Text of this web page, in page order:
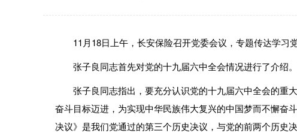
11月18日上午，长安保险召开党委会议，专题传达学习
张子良同志首先对党的十九届六中全会情况进行了介绍
张子良同志指出，要充分认识党的十九届六中全会的重
奋斗目标迈进，为实现中华民族伟大复兴的中国梦而不懈奋
决议》是我们党通过的第三个历史决议，与党的前两个历史